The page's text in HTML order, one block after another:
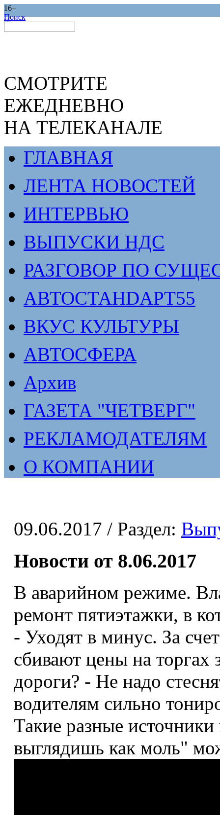
16+
Поиск
СМОТРИТЕ
ЕЖЕДНЕВНО
НА ТЕЛЕКАНАЛЕ
ГЛАВНАЯ
ЛЕНТА НОВОСТЕЙ
ИНТЕРВЬЮ
ВЫПУСКИ НДС
РАЗГОВОР ПО
АВТОСТАНDАРТ55
ВКУС КУЛЬТУРЫ
АВТОСФЕРА
Архив
ГАЗЕТА "ЧЕТВЕРГ"
РЕКЛАМОДАТЕЛЯМ
О КОМПАНИИ
09.06.2017 / Раздел:
Новости от 8.06.2017
В аварийном режиме.
ремонт пятиэтажки, в
- Уходят в минус. За
сбивают цены на торгах
дороги? - Не надо
водителям сильно
Такие разные
выглядишь как моль"